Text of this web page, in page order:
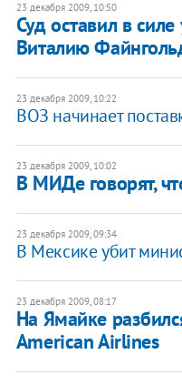
23 декабря 2009, 10:50
Суд оставил в
Виталию
23 декабря 2009, 10:22
ВОЗ начинает
23 декабря 2009, 10:02
В МИДе говорят,
23 декабря 2009, 09:34
В Мексике убит
23 декабря 2009, 08:17
На Ямайке
American Airlines